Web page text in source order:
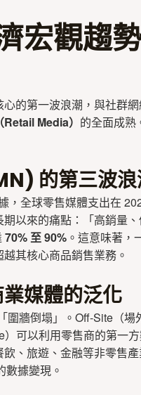
宏觀趨
的第一波浪潮，與社群
Media） 的全面成熟
的第三波
，全球零售媒體支出在
以來的痛點：「高銷量
70% 至 90%。這意味著，
其核心商品銷售業務。
業媒體的泛化
圍牆倒塌」。Off-Site（
可以利用零售商的第一
、旅遊、金融等非零售
數據變現。